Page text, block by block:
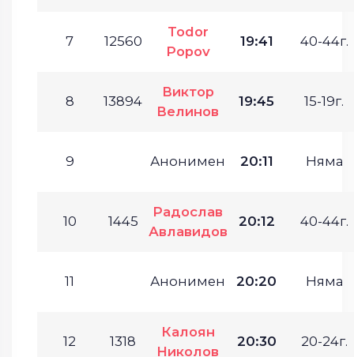
7 12560
Todor
Popov
19:41 40-44г.
8 13894
Виктор
Велинов
19:45 15-19г.
9 Анонимен 20:11 Няма
10 1445
Радослав
Авлавидов
20:12 40-44г.
11 Анонимен 20:20 Няма
12 1318
Калоян
Николов
20:30 20-24г.